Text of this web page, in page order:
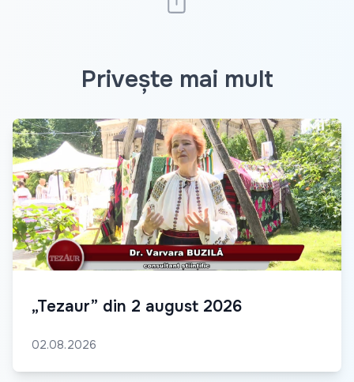
Privește mai mult
„Tezaur” din 2 august 2026
02.08.2026